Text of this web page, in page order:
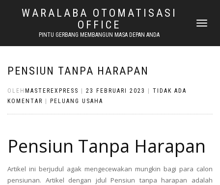
WARALABA OTOMATISASI
OFFICE
PINTU GERBANG MEMBANGUN MASA DEPAN ANDA
NAVIGASI
PENSIUN TANPA HARAPAN
OLEH MASTEREXPRESS 23 FEBRUARI 2023
TIDAK ADA
KOMENTAR
PELUANG USAHA
Pensiun Tanpa Harapan
Artikel ini berjudul agak mengecewakan mungkin bagi para calon
pensiunan. Artikel dengan jdul Pensiun tanpa harapan adalah